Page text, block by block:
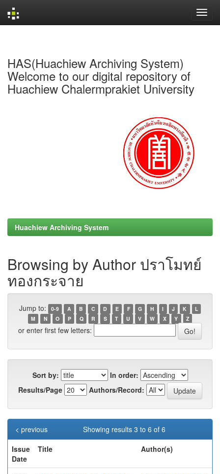
HAS(Huachiew Archiving System)
Welcome to our digital repository of
Huachiew Chalermprakiet University
Huachiew Archiving System
Browsing by Author ปราโมทย์
ทองกระจาย
Jump to: 0-9 A B C D E F G H I J K
L
M
N O P Q R S T U V W X Y Z
or enter first few letters:
Sort by:
In order:
Results/Page
Authors/Record:
Showing results 3 to 6 of 6
< previous
Issue
Date
Title Author(s)